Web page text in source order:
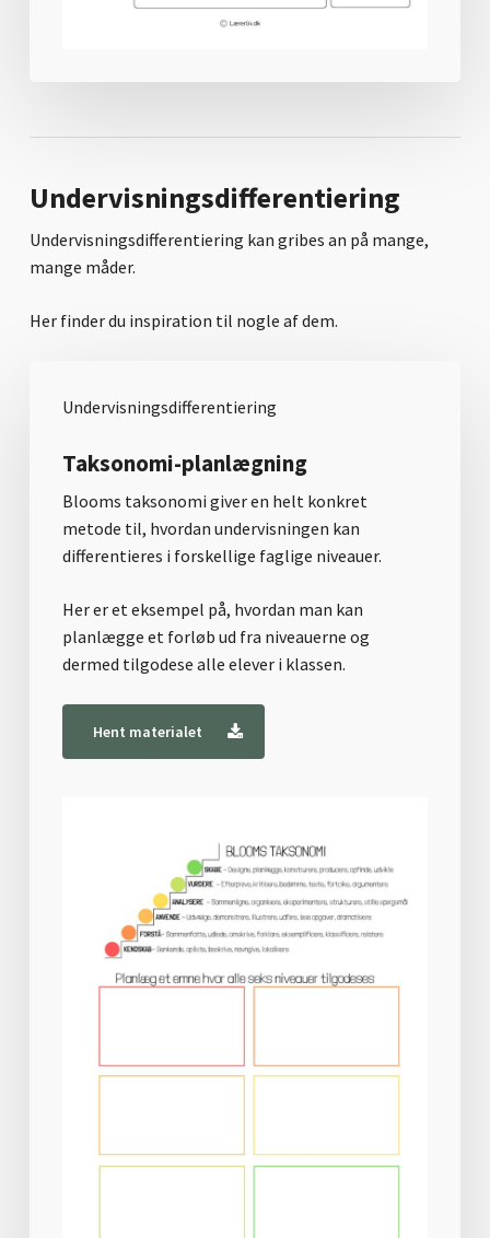
Undervisningsdifferentiering
Undervisningsdifferentiering kan gribes an på mange,
mange måder.
Her finder du inspiration til nogle af dem.
Undervisningsdifferentiering
Taksonomi-planlægning
Blooms taksonomi giver en helt konkret
metode til, hvordan undervisningen kan
differentieres i forskellige faglige niveauer.
Her er et eksempel på, hvordan man kan
planlægge et forløb ud fra niveauerne og
dermed tilgodese alle elever i klassen.
Hent materialet